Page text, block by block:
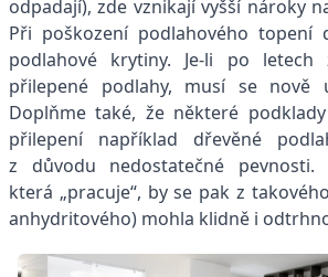
odpadají), zde vznikají vyšší nároky
Při poškození podlahového topení
podlahové krytiny. Je-li po letech
přilepené podlahy, musí se nově
Doplňme také, že některé
přilepení například dřevěné
z důvodu nedostatečné pevnosti.
která „pracuje“, by se pak z
anhydritového) mohla klidně i